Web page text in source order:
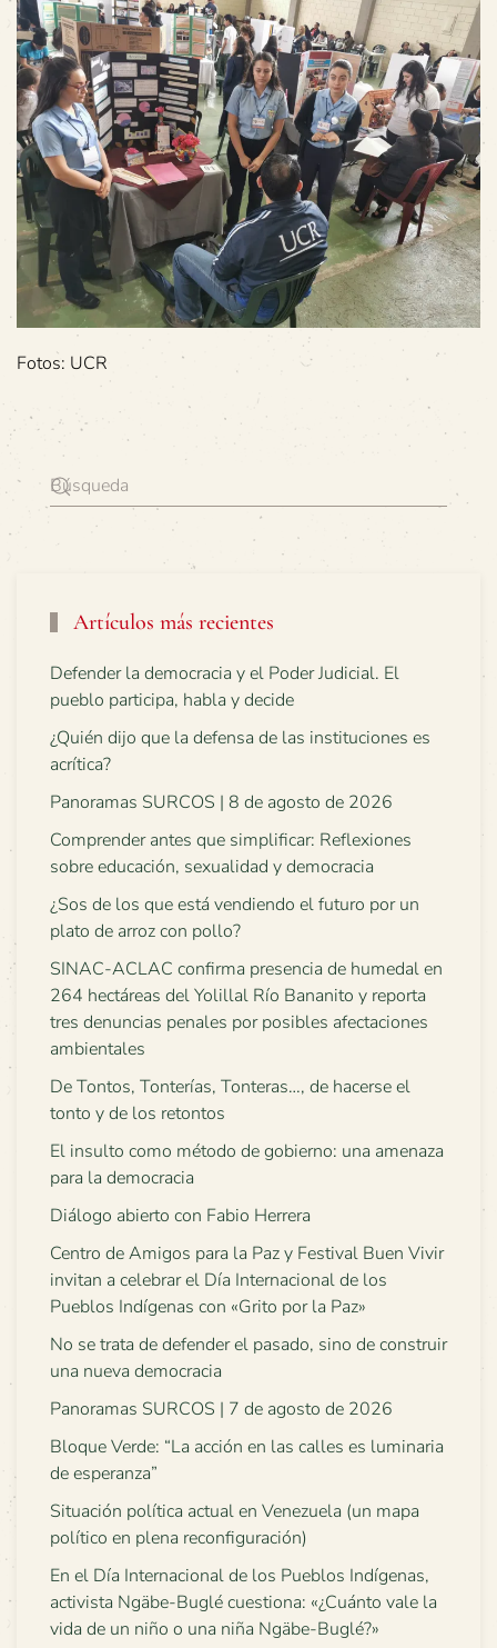
Fotos: UCR
Artículos más recientes
Defender la democracia y el Poder Judicial. El
pueblo participa, habla y decide
¿Quién dijo que la defensa de las instituciones es
acrítica?
Panoramas SURCOS | 8 de agosto de 2026
Comprender antes que simplificar: Reflexiones
sobre educación, sexualidad y democracia
¿Sos de los que está vendiendo el futuro por un
plato de arroz con pollo?
SINAC-ACLAC confirma presencia de humedal en
264 hectáreas del Yolillal Río Bananito y reporta
tres denuncias penales por posibles afectaciones
ambientales
De Tontos, Tonterías, Tonteras…, de hacerse el
tonto y de los retontos
El insulto como método de gobierno: una amenaza
para la democracia
Diálogo abierto con Fabio Herrera
Centro de Amigos para la Paz y Festival Buen Vivir
invitan a celebrar el Día Internacional de los
Pueblos Indígenas con «Grito por la Paz»
No se trata de defender el pasado, sino de construir
una nueva democracia
Panoramas SURCOS | 7 de agosto de 2026
Bloque Verde: “La acción en las calles es luminaria
de esperanza”
Situación política actual en Venezuela (un mapa
político en plena reconfiguración)
En el Día Internacional de los Pueblos Indígenas,
activista Ngäbe-Buglé cuestiona: «¿Cuánto vale la
vida de un niño o una niña Ngäbe-Buglé?»